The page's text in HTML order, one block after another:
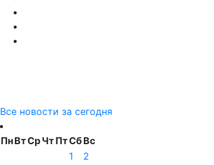
Все новости за сегодня
ПнВтСрЧтПтСбВс
1
2